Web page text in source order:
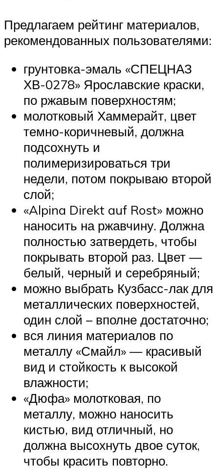
Предлагаем рейтинг материалов,
рекомендованных пользователями:
грунтовка-эмаль «СПЕЦНАЗ
ХВ-0278» Ярославские краски,
по ржавым поверхностям;
молотковый Хаммерайт, цвет
темно-коричневый, должна
подсохнуть и
полимеризироваться три
недели, потом покрываю второй
слой;
«Alpina Direkt auf Rost» можно
наносить на ржавчину. Должна
полностью затвердеть, чтобы
покрывать второй раз. Цвет —
белый, черный и серебряный;
можно выбрать Кузбасс-лак для
металлических поверхностей,
один слой – вполне достаточно;
вся линия материалов по
металлу «Смайл» — красивый
вид и стойкость к высокой
влажности;
«Дюфа» молотковая, по
металлу, можно наносить
кистью, вид отличный, но
должна высохнуть двое суток,
чтобы красить повторно.